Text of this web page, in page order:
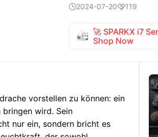
2024-07-20119
🚀 SPARKX i7
Shop Now
vorstellen zu können: ein
bringen wird. Sein
nur ein, sondern bricht es